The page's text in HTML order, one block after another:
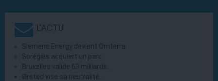
L'ACTU
Siemens Energy devient Omterra
Sorégies acquiert un parc…
Bruxelles valide 63 milliards…
Ørsted vise sa neutralité…